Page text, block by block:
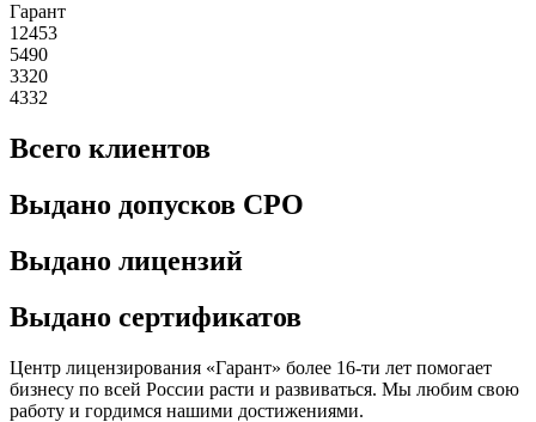
Гарант
12453
5490
3320
4332
Всего клиентов
Выдано допусков СРО
Выдано лицензий
Выдано сертификатов
Центр лицензирования «Гарант» более 16-ти лет помогает
бизнесу по всей России расти и развиваться. Мы любим свою
работу и гордимся нашими достижениями.